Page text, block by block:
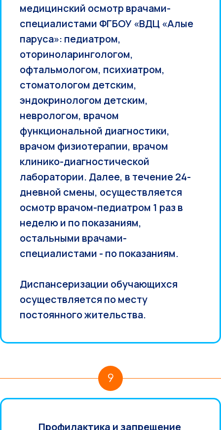
медицинский осмотр врачами-
специалистами ФГБОУ «ВДЦ «Алые
паруса»: педиатром,
оториноларингологом,
офтальмологом, психиатром,
стоматологом детским,
эндокринологом детским,
неврологом, врачом
функциональной диагностики,
врачом физиотерапии, врачом
клинико-диагностической
лаборатории. Далее, в течение 24-
дневной смены, осуществляется
осмотр врачом-педиатром 1 раз в
неделю и по показаниям,
остальными врачами-
специалистами - по показаниям.
Диспансеризации обучающихся
осуществляется по месту
постоянного жительства.
9
Профилактика и запрещение